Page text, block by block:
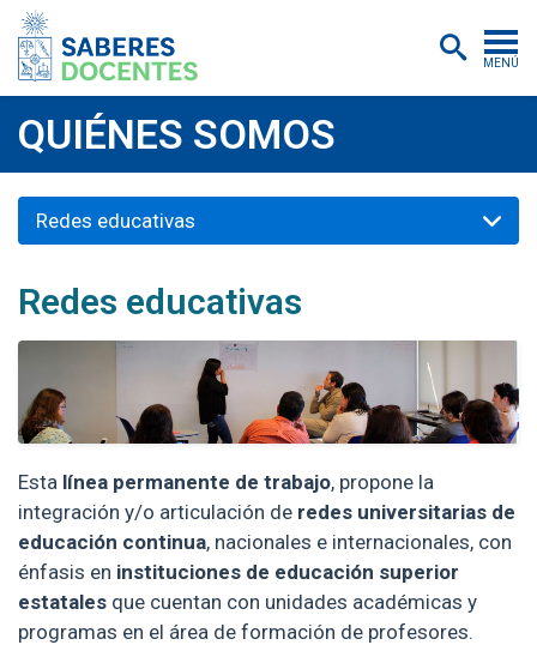
MENÚ
Cursos
Postítulos y diplomados
Asistencias educativas
Publicaciones
Quiénes somos
Inscripciones
Certificados digitales
Aulas virtuales
QUIÉNES SOMOS
Redes educativas
Esta línea permanente de trabajo, propone la
integración y/o articulación de redes universitarias de
educación continua, nacionales e internacionales, con
énfasis en instituciones de educación superior
estatales que cuentan con unidades académicas y
programas en el área de formación de profesores.
Redes educativas